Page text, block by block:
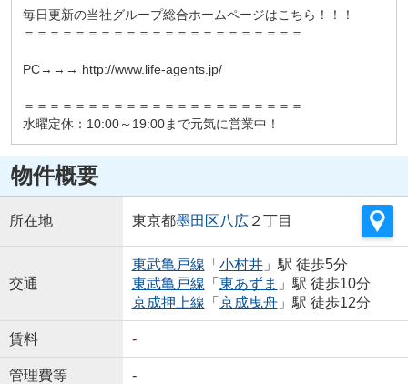
毎日更新の当社グループ総合ホームページはこちら！！！
＝＝＝＝＝＝＝＝＝＝＝＝＝＝＝＝＝＝＝＝＝＝
PC→→→ http://www.life-agents.jp/
＝＝＝＝＝＝＝＝＝＝＝＝＝＝＝＝＝＝＝＝＝＝
水曜定休：10:00～19:00まで元気に営業中！
物件概要
所在地 東京都墨田区八広２丁目
交通
東武亀戸線 「 小村井」駅 徒歩5分
東武亀戸線 「 東あずま 」駅 徒歩10分
京成押上線 「 京成曳舟」駅 徒歩12分
賃料 -
管理費等 -